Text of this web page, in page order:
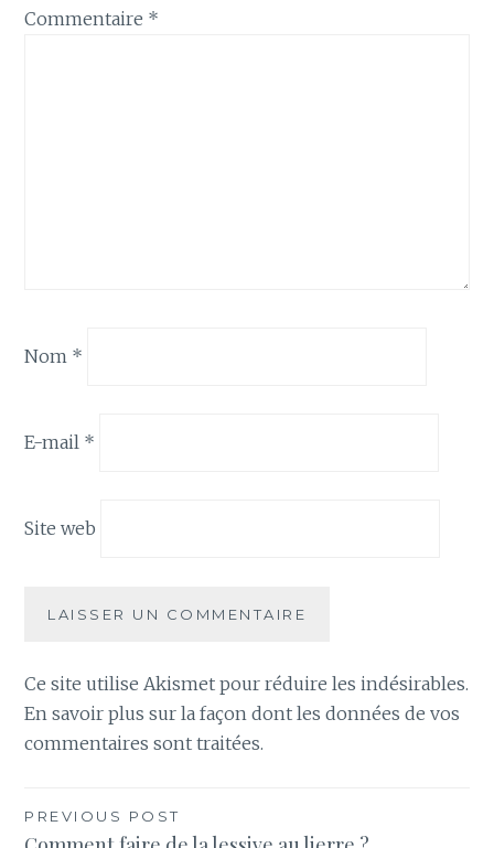
Commentaire *
Nom *
E-mail *
Site web
Ce site utilise Akismet pour réduire les indésirables.
En savoir plus sur la façon dont les données de vos
commentaires sont traitées.
Navigation
PREVIOUS POST